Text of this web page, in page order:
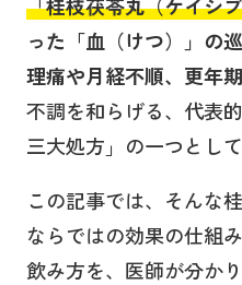
った「血（けつ）」の
理痛や月経不順、更年
不調を和らげる、代表
三大処方」の一つとし
この記事では、そんな
ならではの効果の仕組
飲み方を、医師が分か